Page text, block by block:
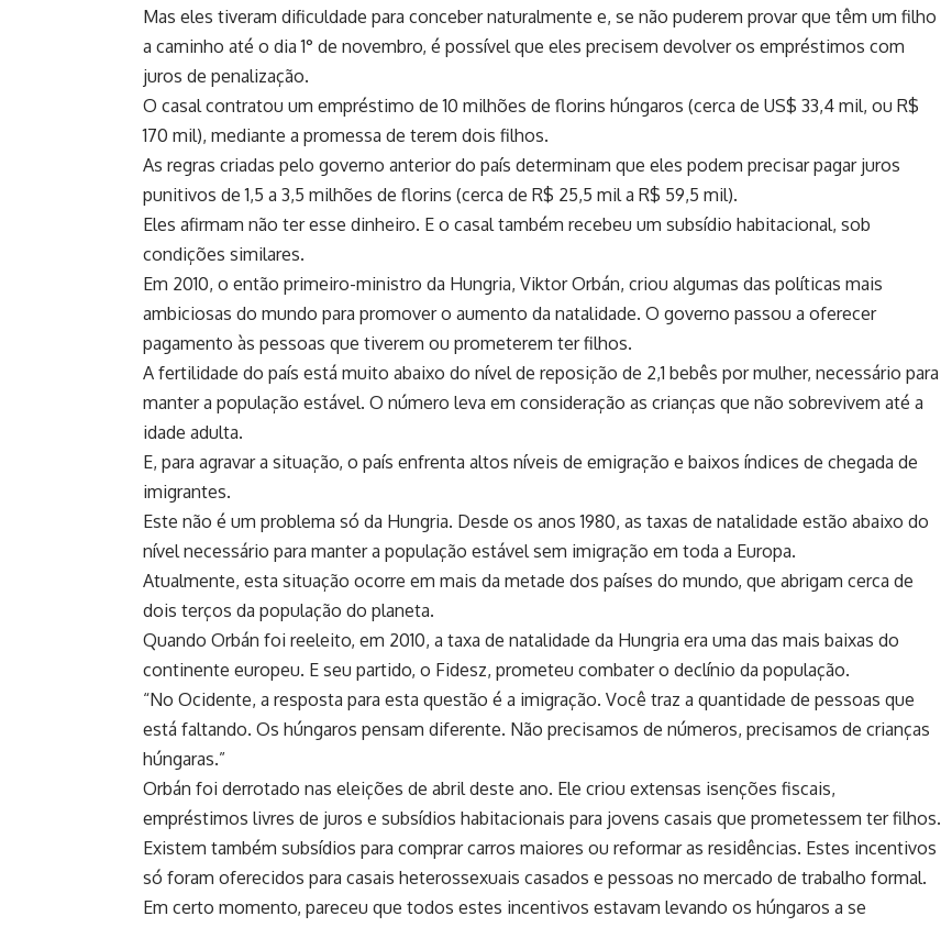
Mas eles tiveram dificuldade para conceber naturalmente e, se não puderem provar que têm um filho
a caminho até o dia 1° de novembro, é possível que eles precisem devolver os empréstimos com
juros de penalização.
O casal contratou um empréstimo de 10 milhões de florins húngaros (cerca de US$ 33,4 mil, ou R$
170 mil), mediante a promessa de terem dois filhos.
As regras criadas pelo governo anterior do país determinam que eles podem precisar pagar juros
punitivos de 1,5 a 3,5 milhões de florins (cerca de R$ 25,5 mil a R$ 59,5 mil).
Eles afirmam não ter esse dinheiro. E o casal também recebeu um subsídio habitacional, sob
condições similares.
Em 2010, o então primeiro-ministro da Hungria, Viktor Orbán, criou algumas das políticas mais
ambiciosas do mundo para promover o aumento da natalidade. O governo passou a oferecer
pagamento às pessoas que tiverem ou prometerem ter filhos.
A fertilidade do país está muito abaixo do nível de reposição de 2,1 bebês por mulher, necessário para
manter a população estável. O número leva em consideração as crianças que não sobrevivem até a
idade adulta.
E, para agravar a situação, o país enfrenta altos níveis de emigração e baixos índices de chegada de
imigrantes.
Este não é um problema só da Hungria. Desde os anos 1980, as taxas de natalidade estão abaixo do
nível necessário para manter a população estável sem imigração em toda a Europa.
Atualmente, esta situação ocorre em mais da metade dos países do mundo, que abrigam cerca de
dois terços da população do planeta.
Quando Orbán foi reeleito, em 2010, a taxa de natalidade da Hungria era uma das mais baixas do
continente europeu. E seu partido, o Fidesz, prometeu combater o declínio da população.
“No Ocidente, a resposta para esta questão é a imigração. Você traz a quantidade de pessoas que
está faltando. Os húngaros pensam diferente. Não precisamos de números, precisamos de crianças
húngaras.”
Orbán foi derrotado nas eleições de abril deste ano. Ele criou extensas isenções fiscais,
empréstimos livres de juros e subsídios habitacionais para jovens casais que prometessem ter filhos.
Existem também subsídios para comprar carros maiores ou reformar as residências. Estes incentivos
só foram oferecidos para casais heterossexuais casados e pessoas no mercado de trabalho formal.
Em certo momento, pareceu que todos estes incentivos estavam levando os húngaros a se